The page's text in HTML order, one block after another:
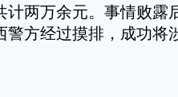
计两万余元。事情败露
警方经过摸排，成功将